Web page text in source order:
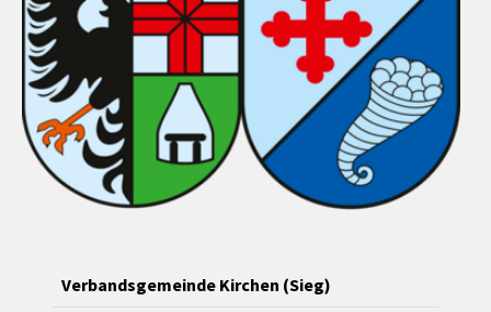
Verbandsgemeinde Kirchen (Sieg)